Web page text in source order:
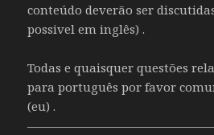
conteúdo deverão ser
possivel em inglês) .
Todas e quaisquer questões
para português por favor
(eu) .